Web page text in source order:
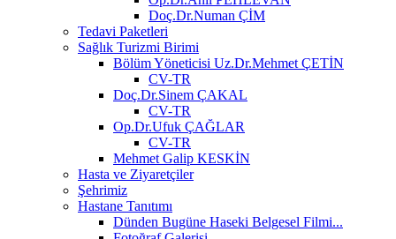
Doç.Dr.Numan ÇİM
Tedavi Paketleri
Sağlık Turizmi Birimi
Bölüm Yöneticisi Uz.Dr.Mehmet ÇETİN
CV-TR
Doç.Dr.Sinem ÇAKAL
CV-TR
Op.Dr.Ufuk ÇAĞLAR
CV-TR
Mehmet Galip KESKİN
Hasta ve Ziyaretçiler
Şehrimiz
Hastane Tanıtımı
Dünden Bugüne Haseki Belgesel Filmi...